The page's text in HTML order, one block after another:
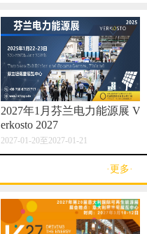
2027年1月芬兰电力能源展 V
erkosto 2027
2027-01-20至2027-01-21
·更多·